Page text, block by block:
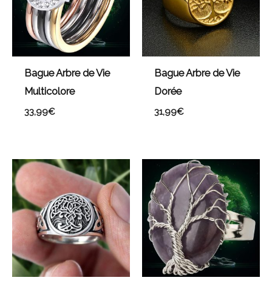
Bague Arbre de Vie
Multicolore
33,99€
Bague Arbre de Vie
Dorée
31,99€